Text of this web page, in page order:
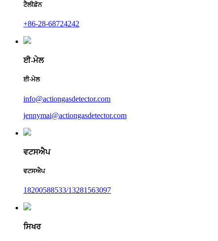
ਟੈਲੀਫ਼ੋਨ
+86-28-68724242
ਈ-ਮੇਲ
ਈ-ਮੇਲ
info@actiongasdetector.com
jennymai@actiongasdetector.com
ਵਟਸਐਪ
ਵਟਸਐਪ
18200588533/13281563097
ਸਿਖਰ